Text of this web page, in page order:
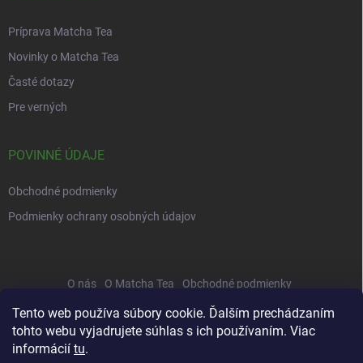
Tento web používa súbory cookie. Ďalším prechádzaním
tohto webu vyjadrujete súhlas s ich používaním. Viac
informácií tu.
Príprava Matcha Tea
Novinky o Matcha Tea
Časté dotazy
Pre verných
POVINNÉ ÚDAJE
Obchodné podmienky
Podmienky ochrany osobných údajov
O nás O Matcha Tea
Obchodné podmienky
Správa osobných údajov
Príprava Veľkoobchod
Recepty
Platba a doprava
Testy Matcha Tea Kontakty